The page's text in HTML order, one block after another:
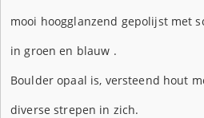
mooi hoogglanzend gepolijst met
in groen en blauw .
Boulder opaal is, versteend hout
diverse strepen in zich.